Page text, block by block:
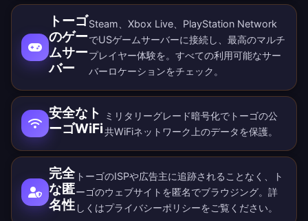
トーゴ
のゲー
ムサー
バー
Steam、Xbox Live、PlayStation Network
でUSゲームサーバーに接続し、最高のマルチ
プレイヤー体験を。すべての利用可能なサー
バーロケーションをチェック。
安全なト
ーゴWiFi
ミリタリーグレード暗号化でトーゴの公
共WiFiネットワーク上のデータを保護。
完全
な匿
名性
トーゴのISPや広告主に追跡されることなく、ト
ーゴのウェブサイトを匿名でブラウジング。詳
しくはプライバシーポリシーをご覧ください。